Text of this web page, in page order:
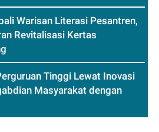
Warisan Literasi Pesantren,
Revitalisasi Kertas
Tinggi Lewat Inovasi
Masyarakat dengan